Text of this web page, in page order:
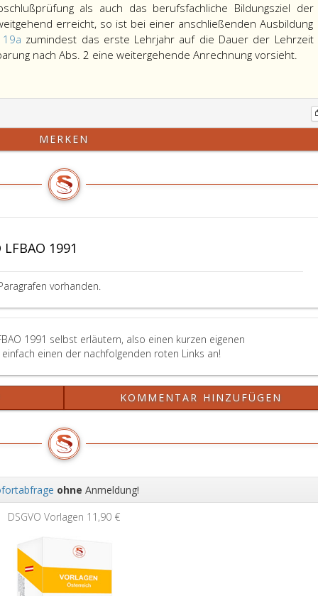
als auch das berufsfachliche Bildungsziel der
erreicht, so ist bei einer anschließenden Ausbildung
19a zumindest das erste Lehrjahr auf die Dauer der Lehrzeit
nach Abs. 2 eine weitergehende Anrechnung vorsieht.
MERKEN
1991
vorhanden.
1991 selbst erläutern, also einen kurzen eigenen
einen der nachfolgenden roten Links an!
KOMMENTAR HINZUFÜGEN
ohne Anmeldung!
DSGVO Vorlagen 11,90 €